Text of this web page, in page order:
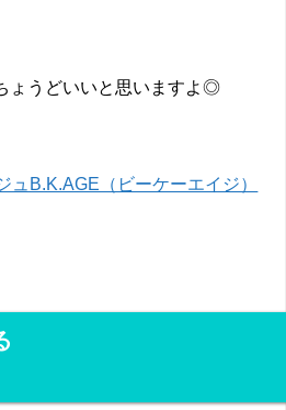
ょうどいいと思いますよ◎
ュB.K.AGE（ビーケーエイジ）